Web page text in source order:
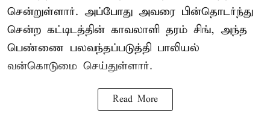
சென்றுள்ளார். அப்போது அவரை பின்தொடர்ந்து
சென்ற கட்டிடத்தின் காவலாளி தரம் சிங், அந்த
பெண்ணை பலவந்தப்படுத்தி பாலியல்
வன்கொடுமை செய்துள்ளார்.
Read More